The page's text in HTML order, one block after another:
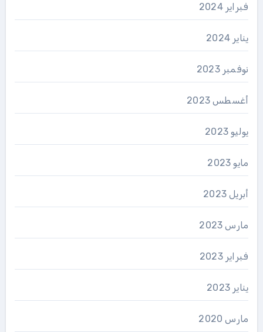
فبراير 2024
يناير 2024
نوفمبر 2023
أغسطس 2023
يوليو 2023
مايو 2023
أبريل 2023
مارس 2023
فبراير 2023
يناير 2023
مارس 2020